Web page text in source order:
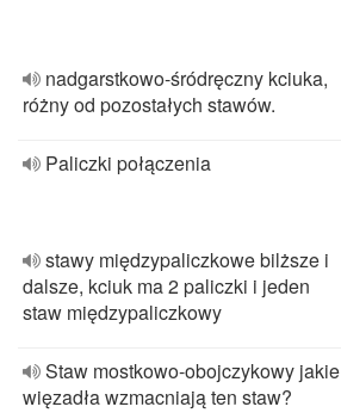
nadgarstkowo-śródręczny kciuka,
różny od pozostałych stawów.
Paliczki połączenia
stawy międzypaliczkowe bilższe i
dalsze, kciuk ma 2 paliczki i jeden
staw międzypaliczkowy
Staw mostkowo-obojczykowy jakie
więzadła wzmacniają ten staw?